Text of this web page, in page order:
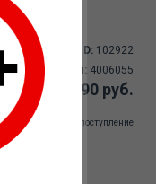
ID: 102922
Артикул: 4006055
1790 руб.
Ожидается поступление